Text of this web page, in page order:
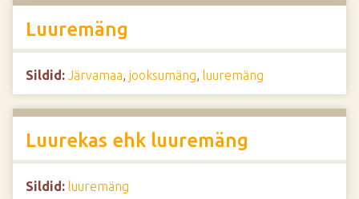
Luuremäng
Sildid: Järvamaa, jooksumäng, luuremäng
Luurekas ehk luuremäng
Sildid: luuremäng